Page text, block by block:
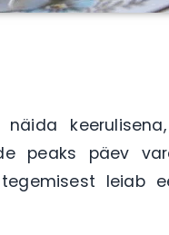
näida
peaks päev
leiab